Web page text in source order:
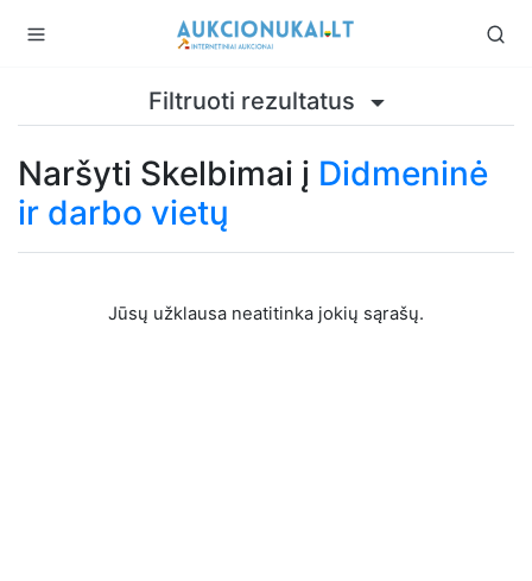
Filtruoti rezultatus
Naršyti Skelbimai į Didmeninė
ir darbo vietų
Jūsų užklausa neatitinka jokių sąrašų.